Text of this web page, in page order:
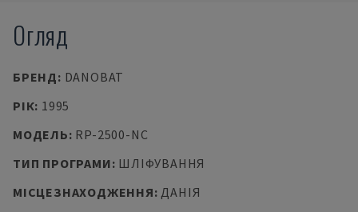
Огляд
БРЕНД: DANOBAT
РІК: 1995
МОДЕЛЬ: RP-2500-NC
ТИП ПРОГРАМИ: ШЛІФУВАННЯ
МІСЦЕЗНАХОДЖЕННЯ:ДАНІЯ